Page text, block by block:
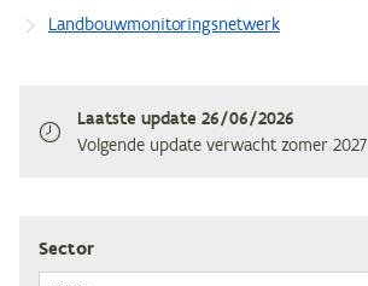
Landbouwmonitoringsnetwerk
Laatste update 26/06/2026
Volgende update verwachtzomer 2027
Sec­tor